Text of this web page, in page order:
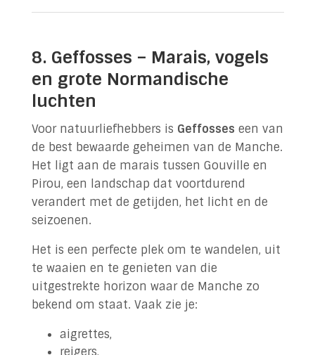
8. Geffosses – Marais, vogels
en grote Normandische
luchten
Voor natuurliefhebbers is Geffosses een van
de best bewaarde geheimen van de Manche.
Het ligt aan de marais tussen Gouville en
Pirou, een landschap dat voortdurend
verandert met de getijden, het licht en de
seizoenen.
Het is een perfecte plek om te wandelen, uit
te waaien en te genieten van die
uitgestrekte horizon waar de Manche zo
bekend om staat. Vaak zie je:
aigrettes,
reigers,